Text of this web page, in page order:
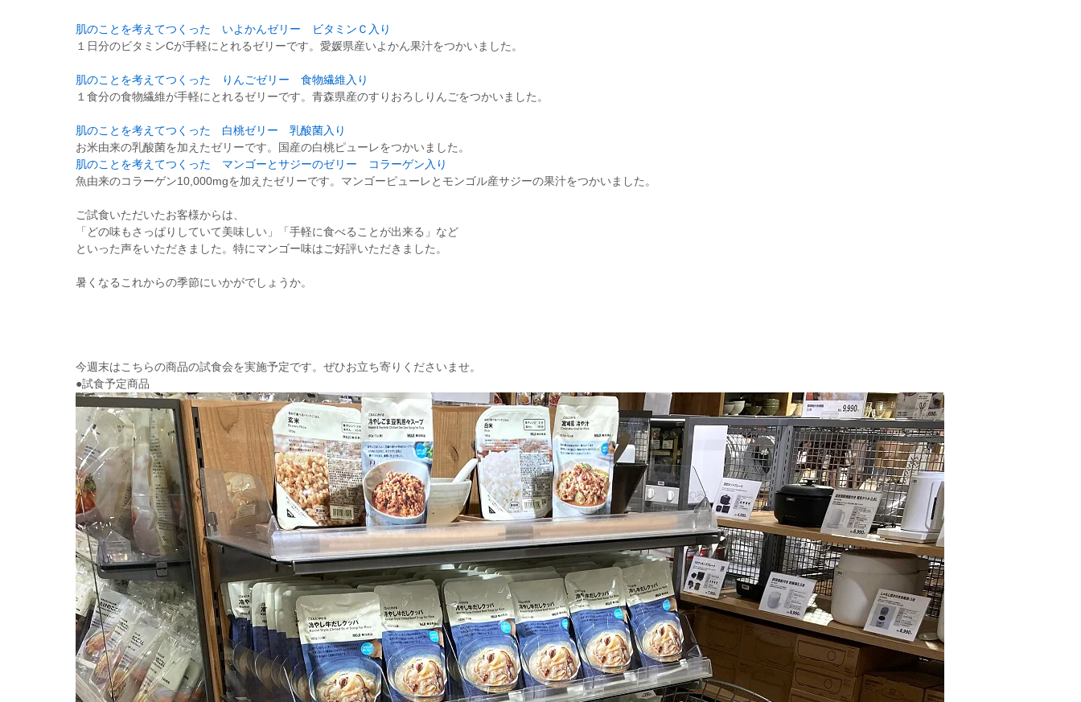
肌のことを考えてつくった いよかんゼリー ビタミンＣ入り
１日分のビタミンCが手軽にとれるゼリーです。愛媛県産いよかん果汁をつかいました。
肌のことを考えてつくった りんごゼリー 食物繊維入り
１食分の食物繊維が手軽にとれるゼリーです。青森県産のすりおろしりんごをつかいました。
肌のことを考えてつくった 白桃ゼリー 乳酸菌入り
お米由来の乳酸菌を加えたゼリーです。国産の白桃ピューレをつかいました。
肌のことを考えてつくった マンゴーとサジーのゼリー コラーゲン入り
魚由来のコラーゲン10,000mgを加えたゼリーです。マンゴーピューレとモンゴル産サジーの果汁をつかいました。
ご試食いただいたお客様からは、
「どの味もさっぱりしていて美味しい」「手軽に食べることが出来る」など
といった声をいただきました。特にマンゴー味はご好評いただきました。
暑くなるこれからの季節にいかがでしょうか。
今週末はこちらの商品の試食会を実施予定です。ぜひお立ち寄りくださいませ。
●試食予定商品